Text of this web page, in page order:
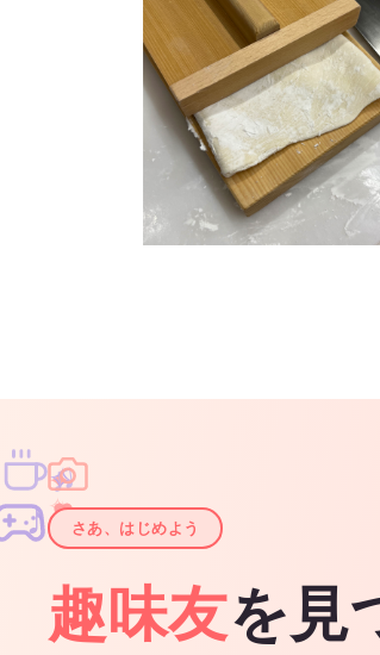
✦
✦
✧
✧
♪
♫
さあ、はじめよう
趣味友を見